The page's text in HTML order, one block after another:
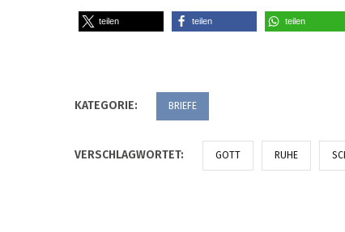
teilen teilen teilen
KATEGORIE: BRIEFE
VERSCHLAGWORTET: GOTT RUHE